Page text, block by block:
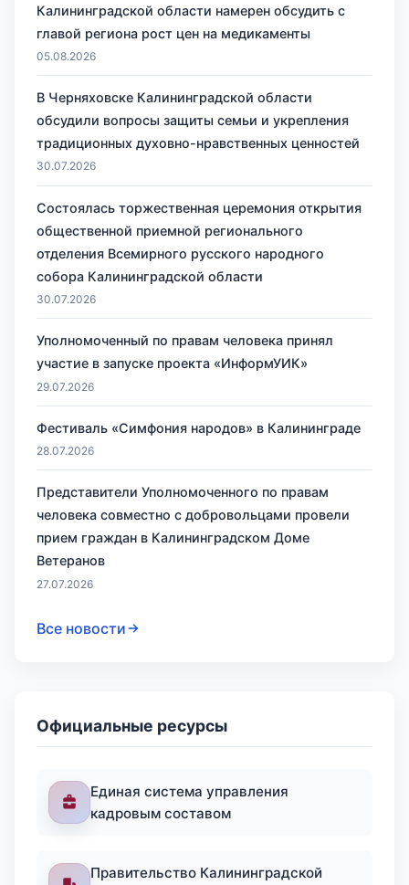
Калининградской области намерен обсудить с
главой региона рост цен на медикаменты
05.08.2026
В Черняховске Калининградской области
обсудили вопросы защиты семьи и укрепления
традиционных духовно-нравственных ценностей
30.07.2026
Состоялась торжественная церемония открытия
общественной приемной регионального
отделения Всемирного русского народного
собора Калининградской области
30.07.2026
Уполномоченный по правам человека принял
участие в запуске проекта «ИнформУИК»
29.07.2026
Фестиваль «Симфония народов» в Калининграде
28.07.2026
Представители Уполномоченного по правам
человека совместно с добровольцами провели
прием граждан в Калининградском Доме
Ветеранов
27.07.2026
Все новости
Официальные ресурсы
Единая система управления
кадровым составом
Правительство Калининградской